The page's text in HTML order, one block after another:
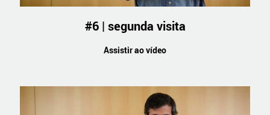
#6 | segunda visita
Assistir ao vídeo